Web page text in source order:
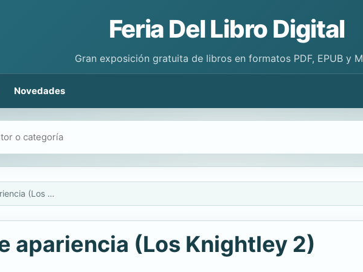
Feria Del Libro Digital
Gran exposición gratuita de libros en formatos PDF, EPUB y
Novedades
Matrimonio de apariencia (Los Knightley 2)
apariencia (Los Knightley 2)